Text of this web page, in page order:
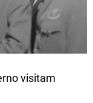
visitam